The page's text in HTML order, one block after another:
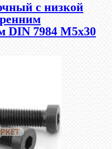
с низкой
DIN 7984 М5х30